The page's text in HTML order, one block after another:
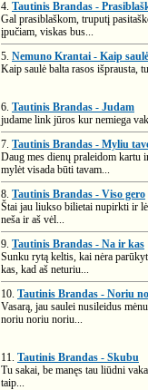
4. Tautinis Brandas -
Gal prasiblaškom, truputį
įpučiam, viskas bus...
5. Nemuno Krantai - Kaip
Kaip saulė balta rasos išprausta,
6. Tautinis Brandas - Judam
judame link jūros kur nemiega
7. Tautinis Brandas - Myliu
Daug mes dienų praleidom kartu
mylėt visada būti tavam...
8. Tautinis Brandas - Viso gero
Štai jau liukso bilietai nupirkti ir
neša ir aš vėl...
9. Tautinis Brandas - Na ir kas
Sunku rytą keltis, kai nėra
kas, kad aš neturiu...
10. Tautinis Brandas - Noriu
Vasarą, jau saulei nusileidus
noriu noriu noriu...
11. Tautinis Brandas - Skubu
Tu sakai, be manęs tau liūdni
taip...